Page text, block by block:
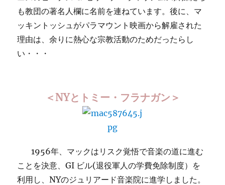
も教団の著名人欄に名前を連ねています。後に、マ
ッキントッシュがパラマウント映画から解雇された
理由は、余りに熱心な宗教活動のためだったらし
い・・・
＜NYとトミー・フラナガン＞
1956年、マックはリスク覚悟で音楽の道に進む
ことを決意、GI ビル(退役軍人の学費免除制度）を
利用し、NYのジュリアード音楽院に進学しました。